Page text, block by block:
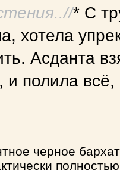
* С
хотела
Асданта
и полила всё,
черное